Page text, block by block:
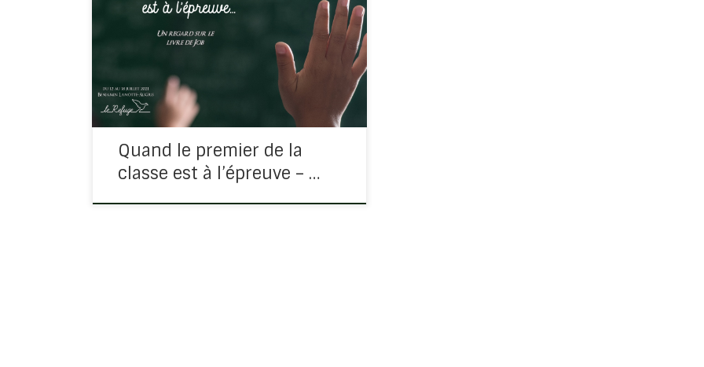
Job coche toutes les cases et son bulletin de
notes est très bon. Mais un défi se lève au
conseil de classe entre le directeur (l’Eternel)
et le professeur méchant (Satan)…le premier
de la classe va être […]
Quand le premier de la
classe est à l’épreuve – …